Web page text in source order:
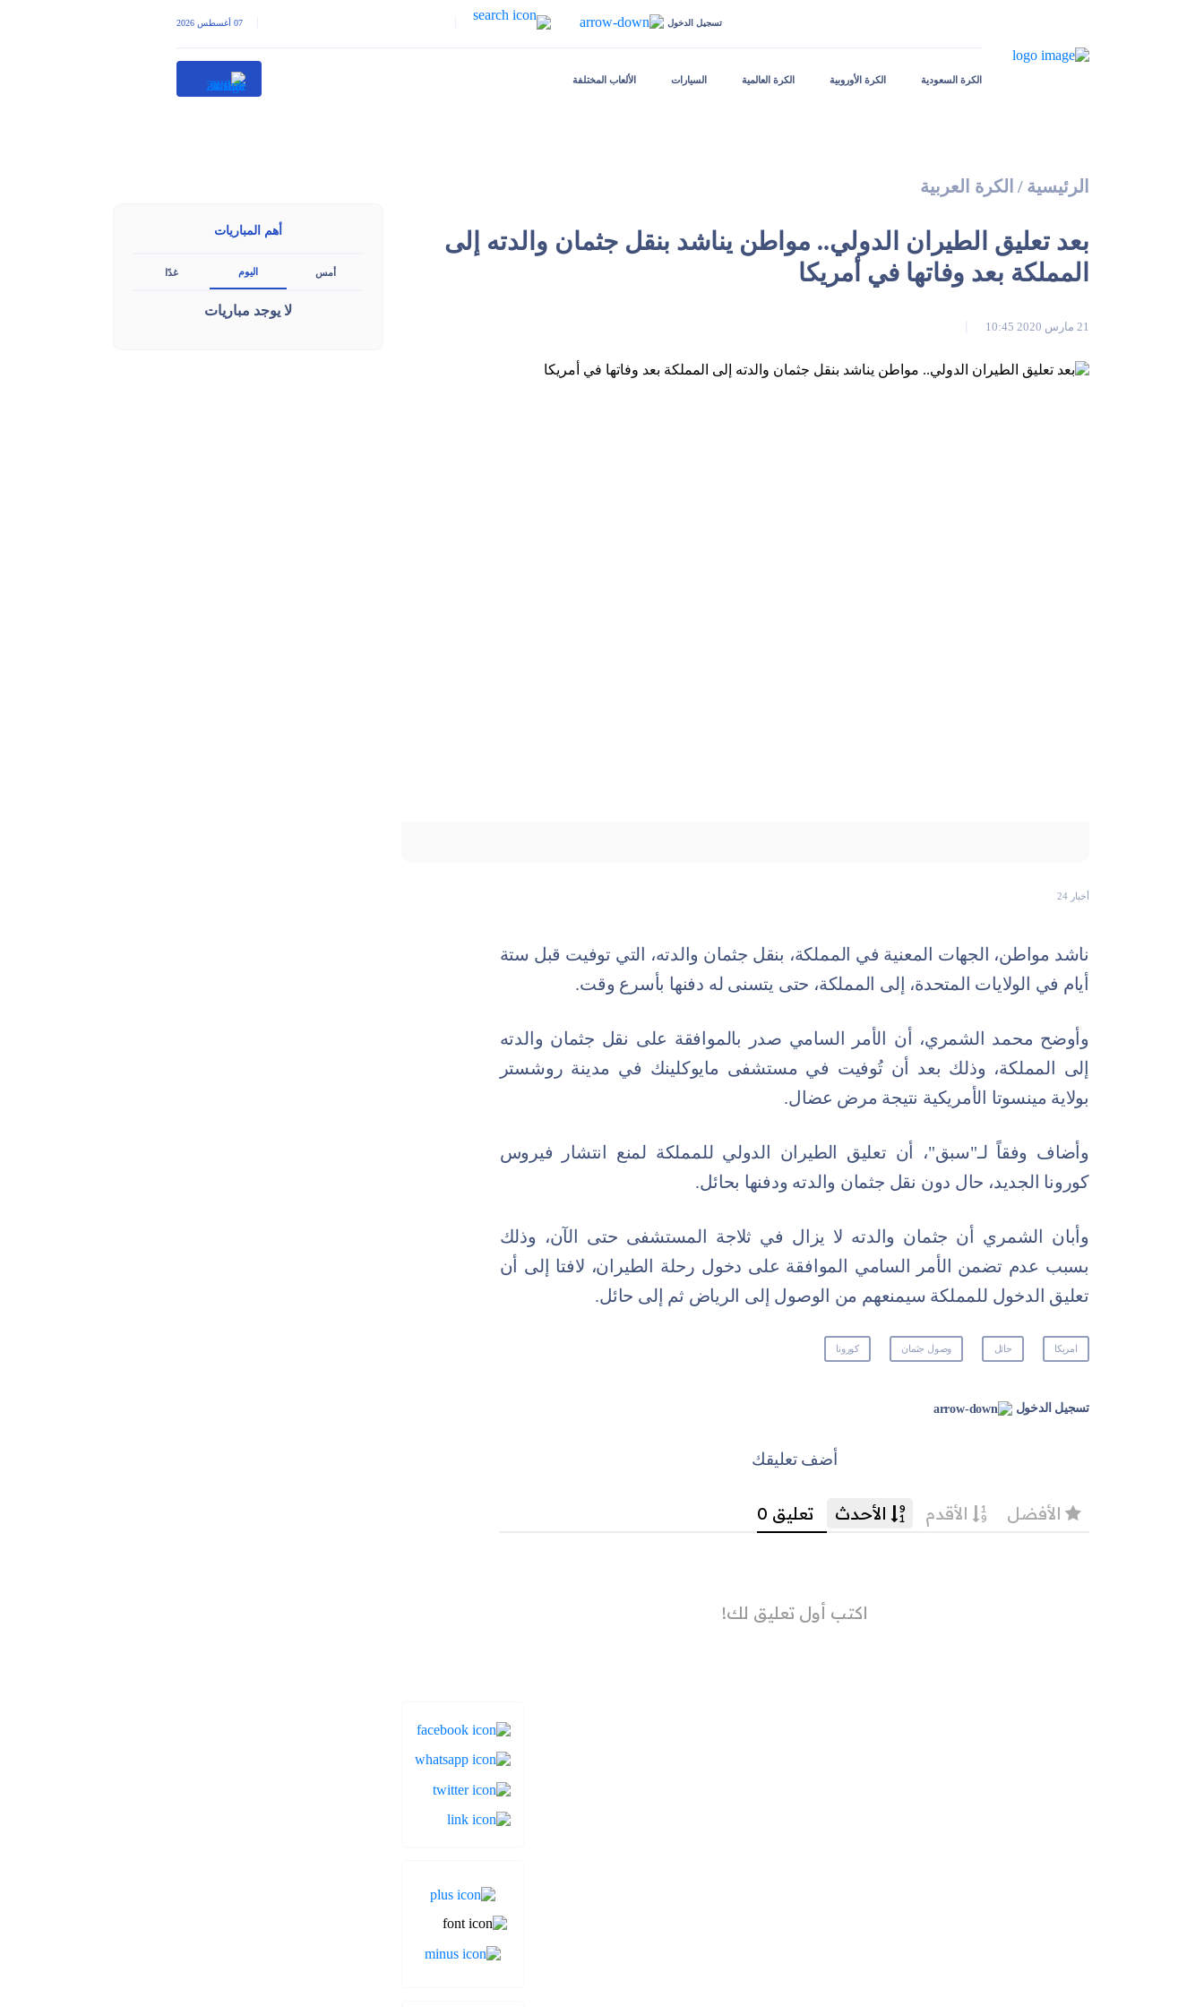
تسجيل الدخول 07 أغسطس 2026
الكرة السعودية الكرة الأوروبية الكرة العالمية السيارات الألعاب المختلفة
الرئيسية / الكرة العربية
بعد تعليق الطيران الدولي.. مواطن يناشد بنقل جثمان والدته إلى
المملكة بعد وفاتها في أمريكا
21 مارس 2020 10:45
أخبار 24
ناشد مواطن، الجهات المعنية في المملكة، بنقل جثمان والدته، التي توفيت قبل ستة
أيام في الولايات المتحدة، إلى المملكة، حتى يتسنى له دفنها بأسرع وقت.
وأوضح محمد الشمري، أن الأمر السامي صدر بالموافقة على نقل جثمان والدته
إلى المملكة، وذلك بعد أن تُوفيت في مستشفى مايوكلينك في مدينة روشستر
بولاية مينسوتا الأمريكية نتيجة مرض عضال.
وأضاف وفقاً لـ"سبق"، أن تعليق الطيران الدولي للمملكة لمنع انتشار فيروس
كورونا الجديد، حال دون نقل جثمان والدته ودفنها بحائل.
وأبان الشمري أن جثمان والدته لا يزال في ثلاجة المستشفى حتى الآن، وذلك
بسبب عدم تضمن الأمر السامي الموافقة على دخول رحلة الطيران، لافتا إلى أن
تعليق الدخول للمملكة سيمنعهم من الوصول إلى الرياض ثم إلى حائل.
امريكا حائل وصول جثمان كورونا
تسجيل الدخول
أضف تعليقك
أهم المباريات
أمس اليوم غدًا
لا يوجد مباريات